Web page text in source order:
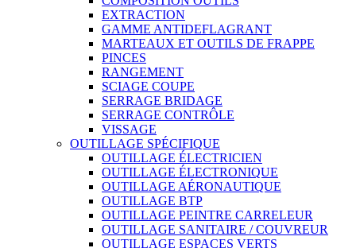
EXTRACTION
GAMME ANTIDEFLAGRANT
MARTEAUX ET OUTILS DE FRAPPE
PINCES
RANGEMENT
SCIAGE COUPE
SERRAGE BRIDAGE
SERRAGE CONTRÔLE
VISSAGE
OUTILLAGE SPÉCIFIQUE
OUTILLAGE ÉLECTRICIEN
OUTILLAGE ÉLECTRONIQUE
OUTILLAGE AÉRONAUTIQUE
OUTILLAGE BTP
OUTILLAGE PEINTRE CARRELEUR
OUTILLAGE SANITAIRE / COUVREUR
OUTILLAGE ESPACES VERTS